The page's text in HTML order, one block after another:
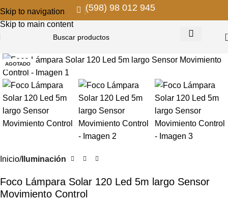
Skip to navigation
Skip to main content
(598) 98 012 945
AGOTADO
Inicio Iluminación
Foco Lámpara Solar 120 Led 5m largo Sensor
Movimiento Control